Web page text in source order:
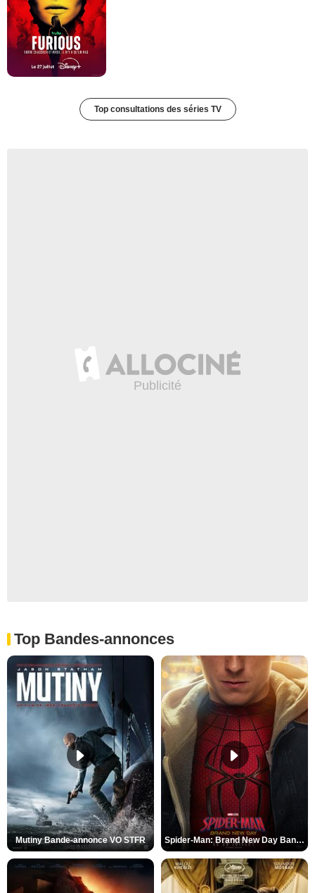
Top consultations des séries TV
Top Bandes-annonces
Mutiny Bande-annonce VO STFR Spider-Man: Brand New Day Bande-annonce VO STFR